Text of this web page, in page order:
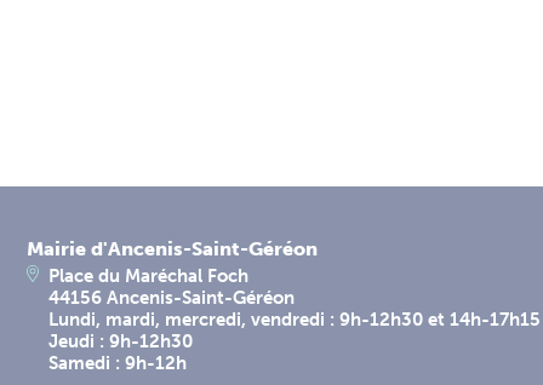
Mairie d'Ancenis-Saint-Géréon
Place du Maréchal Foch
44156 Ancenis-Saint-Géréon
Lundi, mardi, mercredi, vendredi : 9h-12h30 et 14h-17h15
Jeudi : 9h-12h30
Samedi : 9h-12h